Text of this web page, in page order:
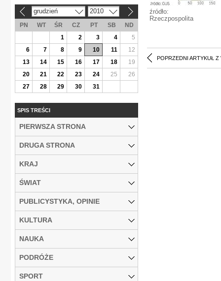
źródło:
Rzeczpospolita
POPRZEDNI ARTYKUŁ Z
grudzień 2010
PN WT ŚR CZ PT SB
ND
1
2 3 4
5
6
7 8 9 10 11
12
13
14 15 16 17 18
19
20
21 22 23 24 25
26
27
28 29 30 31
SPIS TREŚCI
PIERWSZA STRONA
DRUGA STRONA
KRAJ
ŚWIAT
PUBLICYSTYKA, OPINIE
KULTURA
NAUKA
PODRÓŻE
SPORT